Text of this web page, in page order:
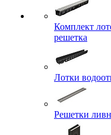
Комплект
решетка
Лотки
Решетки